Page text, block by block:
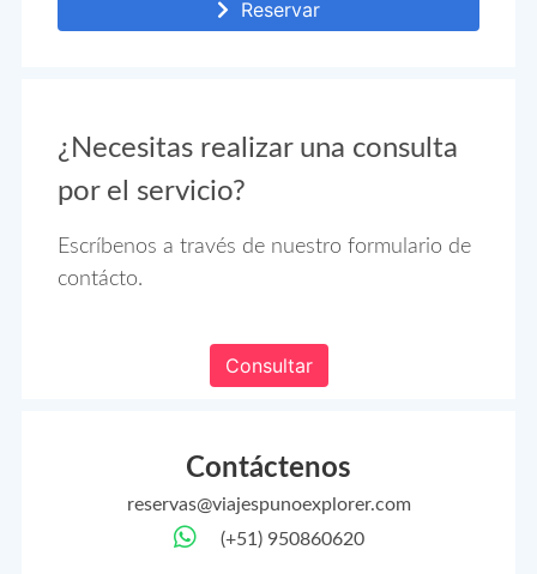
Reservar
¿Necesitas realizar una consulta
por el servicio?
Escríbenos a través de nuestro formulario de
contácto.
Consultar
Contáctenos
reservas@viajespunoexplorer.com
(+51) 950860620